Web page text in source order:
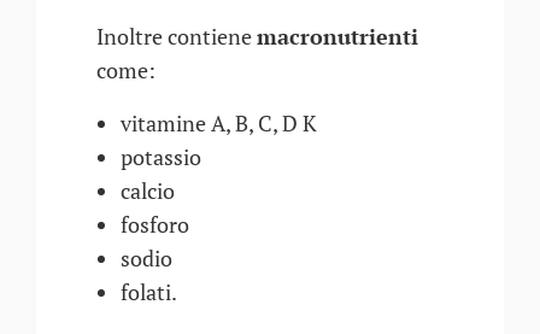
Inoltre contienemacronutrienti
come:
vitamine A, B, C, D K
potassio
calcio
fosforo
sodio
folati.